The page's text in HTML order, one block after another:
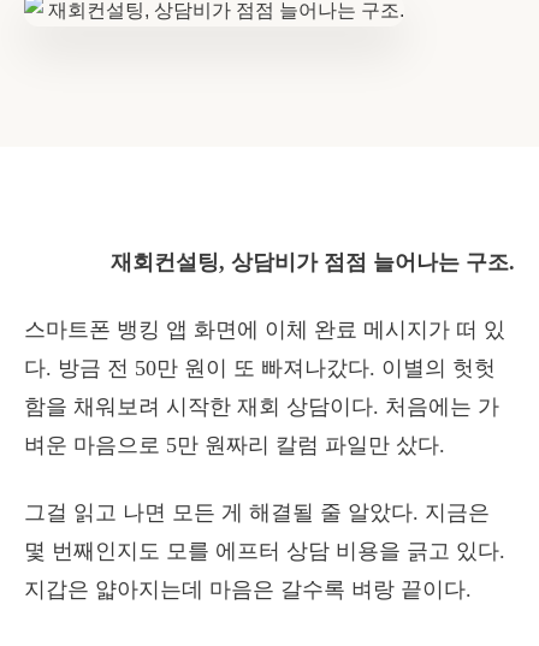
재회컨설팅, 상담비가 점점 늘어나는 구조.
스마트폰 뱅킹 앱 화면에 이체 완료 메시지가 떠 있
다. 방금 전 50만 원이 또 빠져나갔다. 이별의 헛헛
함을 채워보려 시작한 재회 상담이다. 처음에는 가
벼운 마음으로 5만 원짜리 칼럼 파일만 샀다.
그걸 읽고 나면 모든 게 해결될 줄 알았다. 지금은
몇 번째인지도 모를 에프터 상담 비용을 긁고 있다.
지갑은 얇아지는데 마음은 갈수록 벼랑 끝이다.